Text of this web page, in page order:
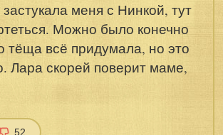
меня с Нинкой, тут
Можно было конечно
тёща всё придумала, но это
Лара скорей поверит маме,
52